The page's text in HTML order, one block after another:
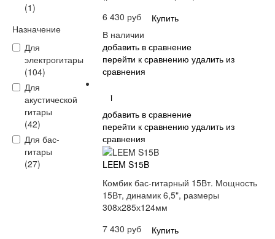
(1)
Назначение
Для
электрогитары
(104)
Для
акустической
гитары
(42)
Для бас-
гитары
(27)
6 430 руб
Купить
В наличии
добавить в сравнение
перейти к сравнению удалить из
сравнения
i
добавить в сравнение
перейти к сравнению удалить из
сравнения
LEEM S15B
Комбик бас-гитарный 15Вт. Мощность
15Вт, динамик 6,5", размеры
308х285х124мм
7 430 руб
Купить